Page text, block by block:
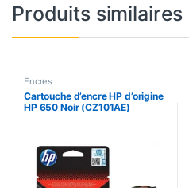
Produits similaires
Encres
Cartouche d’encre HP d’origine
HP 650 Noir (CZ101AE)